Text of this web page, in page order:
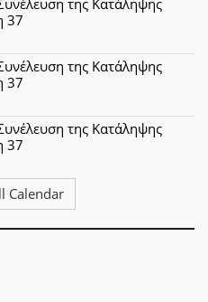
της Κατάληψης
37
της Κατάληψης
37
της Κατάληψης
37
Calendar